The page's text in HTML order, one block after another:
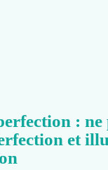
: ne
et